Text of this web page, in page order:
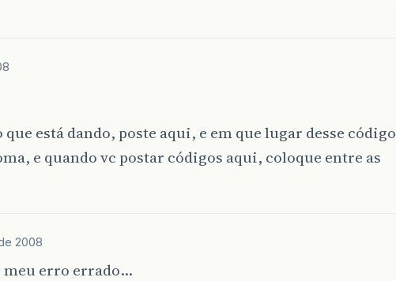
está dando, poste aqui, e em que lugar desse código
e quando vc postar códigos aqui, coloque entre as
2008
meu erro errado…